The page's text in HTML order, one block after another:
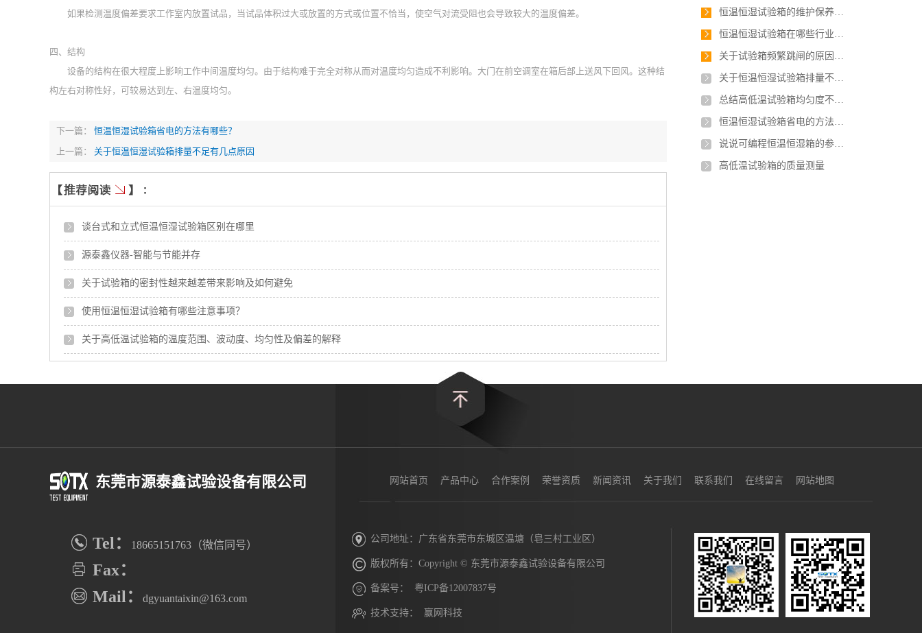
如果检测温度偏差要求工作室内放置试品，当试品体积过大或放置的方式或位置不恰当，使空气对流受阻也会导致较大的温度偏差。
四、结构
设备的结构在很大程度上影响工作中间温度均匀。由于结构难于完全对称从而对温度均匀造成不利影响。大门在前空调室在箱后部上送风下回风。这种结
构左右对称性好，可较易达到左、右温度均匀。
下一篇：
恒温恒湿试验箱省电的方法有哪些？
上一篇： 关于恒温恒湿试验箱排量不足有几点原因
谈台式和立式恒温恒湿试验箱区别在哪里
源泰鑫仪器-智能与节能并存
关于试验箱的密封性越来越差带来影响及如何避免
使用恒温恒湿试验箱有哪些注意事项？
关于高低温试验箱的温度范围、波动度、均匀性及偏差的解释
恒温恒湿试验箱的维护保养技巧有哪些？
恒温恒湿试验箱在哪些行业应用最广泛？
关于试验箱频繁跳闸的原因，如何解决？
关于恒温恒湿试验箱排量不足有几点原因
总结高低温试验箱均匀度不稳定的原因是什么？
恒温恒湿试验箱省电的方法有哪些？
说说可编程恒温恒湿箱的参数及安装要求
高低温试验箱的质量测量
东莞市源泰鑫试验设备有限公司
Tel： 18665151763（微信同号）
Fax：
Mail：
dgyuantaixin@163.com
网站首页 产品中心 合作案例 荣誉资质 新闻资讯 关于我们 联系我们 在线留言 网站地图
公司地址：广东省东莞市东城区温塘（皂三村工业区）
版权所有：Copyright © 东莞市源泰鑫试验设备有限公司
备案号： 粤ICP备12007837号
技术支持： 赢网科技